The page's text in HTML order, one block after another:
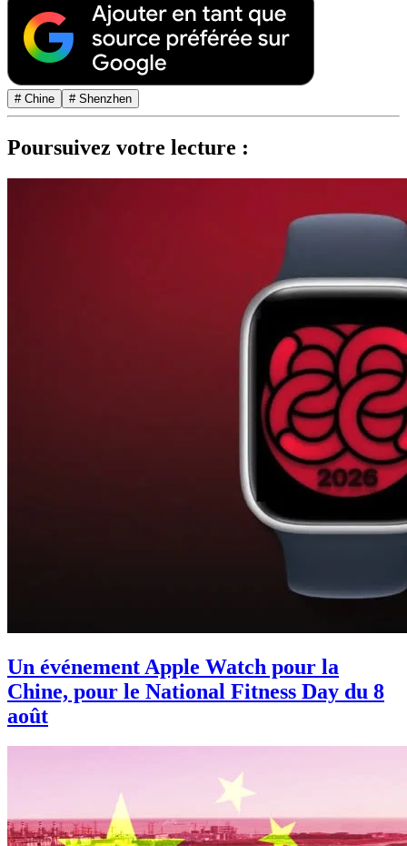
# Chine # Shenzhen
Poursuivez votre lecture :
Un événement Apple Watch pour la
Chine, pour le National Fitness Day du 8
août